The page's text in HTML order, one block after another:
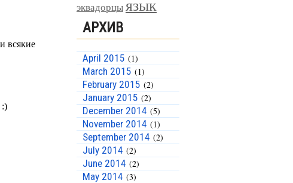
эквадорцыязык
АРХИВ
April 2015 (1)
March 2015 (1)
February 2015 (2)
January 2015 (2)
December 2014 (5)
November 2014 (1)
September 2014 (2)
July 2014 (2)
June 2014 (2)
May 2014 (3)